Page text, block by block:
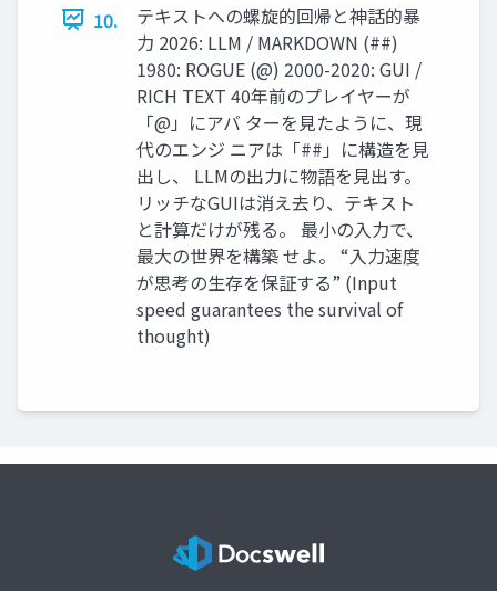
10.
テキストへの螺旋的回帰と神話的暴
力 2026: LLM / MARKDOWN (##)
1980: ROGUE (@) 2000-2020: GUI /
RICH TEXT 40年前のプレイヤーが
「@」にアバ ターを見たように、現
代のエンジ ニアは「##」に構造を見
出し、 LLMの出力に物語を見出す。
リッチなGUIは消え去り、テキスト
と計算だけが残る。 最小の入力で、
最大の世界を構築 せよ。 “入力速度
が思考の生存を保証する” (Input
speed guarantees the survival of
thought)